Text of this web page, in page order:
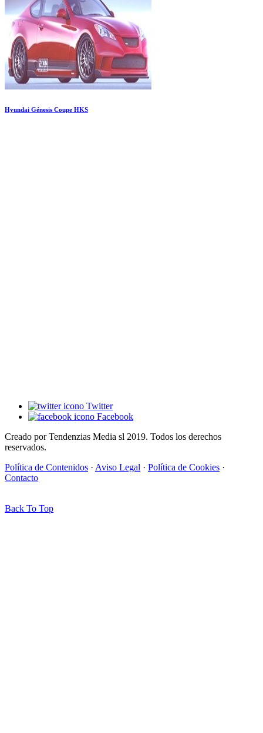
Hyundai Génesis Coupe HKS
Twitter
Facebook
Creado por Tendenzias Media sl 2019. Todos los derechos
reservados.
Política de Contenidos · Aviso Legal · Política de Cookies ·
Contacto
Back To Top